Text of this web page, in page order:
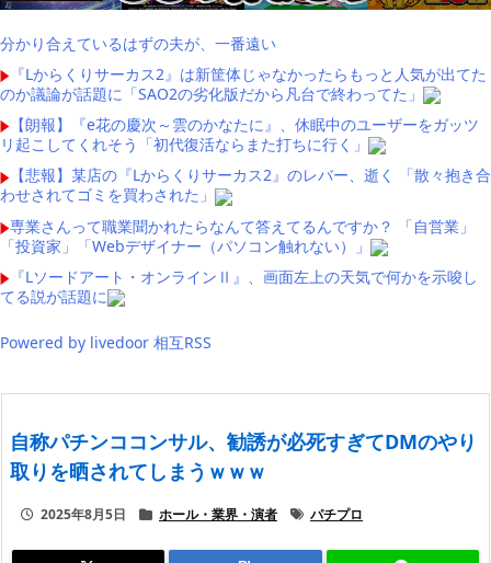
分かり合えているはずの夫が、一番遠い
『Lからくりサーカス2』は新筐体じゃなかったらもっと人気が出てた
のか議論が話題に「SAO2の劣化版だから凡台で終わってた」
【朗報】『e花の慶次～雲のかなたに』、休眠中のユーザーをガッツ
リ起こしてくれそう「初代復活ならまた打ちに行く」
【悲報】某店の『Lからくりサーカス2』のレバー、逝く 「散々抱き合
わせされてゴミを買わされた」
専業さんって職業聞かれたらなんて答えてるんですか？ 「自営業」
「投資家」「Webデザイナー（パソコン触れない）」
『Lソードアート・オンラインⅡ』、画面左上の天気で何かを示唆し
てる説が話題に
Powered by livedoor 相互RSS
自称パチンココンサル、勧誘が必死すぎてDMのやり
取りを晒されてしまうｗｗｗ
2025年8月5日 ホール・業界・演者 パチプロ